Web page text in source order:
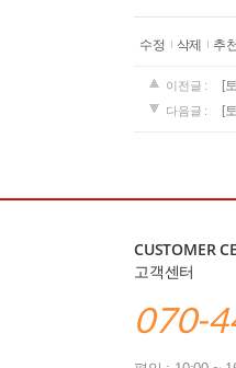
수정 삭제 추
이전글 : [
다음글 : [
CUSTOMER
고객센터
070-